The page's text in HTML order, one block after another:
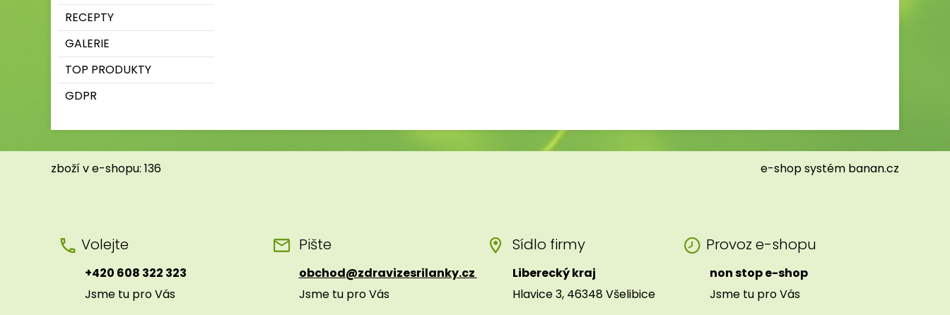
RECEPTY
GALERIE
TOP PRODUKTY
GDPR
zboží v e-shopu: 136 e-shopsystém banan.cz
Volejte
+420 608 322 323
Jsme tu pro Vás
Pište
obchod@zdravizesrilanky.cz
Jsme tu pro Vás
Sídlo firmy
Liberecký kraj
Hlavice 3, 46348 Všelibice
Provoz e-shopu
non stop e-shop
Jsme tu pro Vás